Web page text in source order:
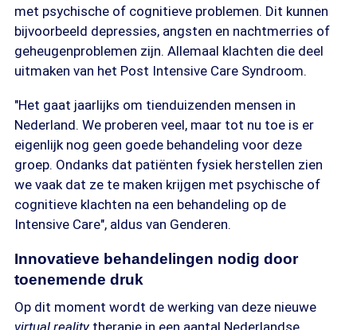
met psychische of cognitieve problemen. Dit kunnen
bijvoorbeeld depressies, angsten en nachtmerries of
geheugenproblemen zijn. Allemaal klachten die deel
uitmaken van het Post Intensive Care Syndroom.
"Het gaat jaarlijks om tienduizenden mensen in
Nederland. We proberen veel, maar tot nu toe is er
eigenlijk nog geen goede behandeling voor deze
groep. Ondanks dat patiënten fysiek herstellen zien
we vaak dat ze te maken krijgen met psychische of
cognitieve klachten na een behandeling op de
Intensive Care", aldus van Genderen.
Innovatieve behandelingen nodig door
toenemende druk
Op dit moment wordt de werking van deze nieuwe
virtual realitytherapie in een aantal Nederlandse